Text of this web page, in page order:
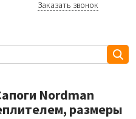
Заказать звонок
Nordman
размеры